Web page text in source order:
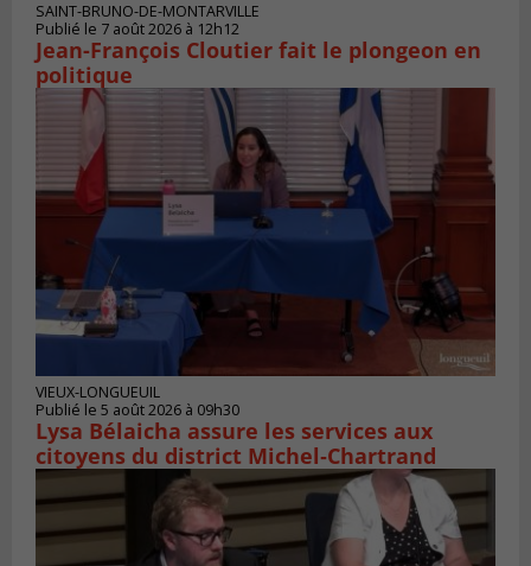
SAINT-BRUNO-DE-MONTARVILLE
Publié le 7 août 2026 à 12h12
Jean-François Cloutier fait le plongeon en
politique
VIEUX-LONGUEUIL
Publié le 5 août 2026 à 09h30
Lysa Bélaicha assure les services aux
citoyens du district Michel‑Chartrand